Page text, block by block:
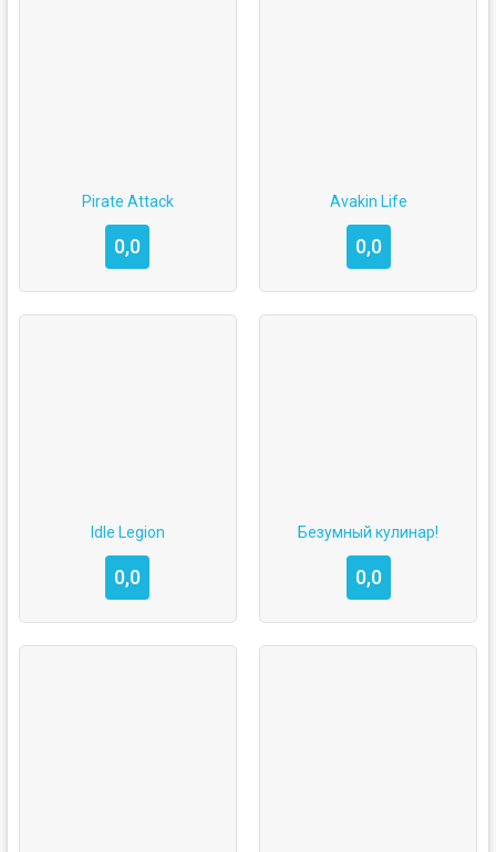
Pirate Attack
0,0
Avakin Life
0,0
Idle Legion
0,0
Безумный кулинар!
0,0